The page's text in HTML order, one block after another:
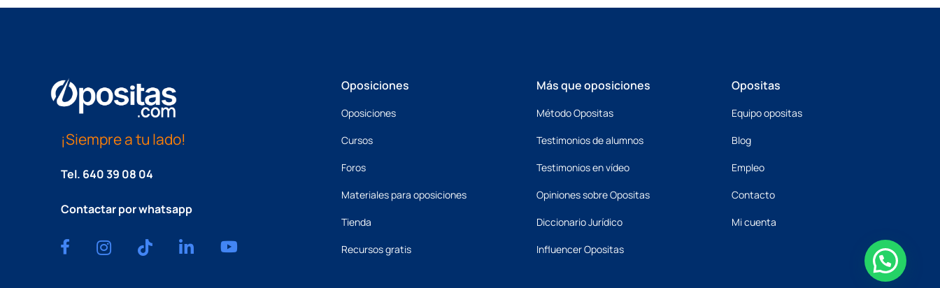
¡Siempre a tu lado!
Tel. 640 39 08 04
Contactar por whatsapp
Oposiciones
Oposiciones
Cursos
Foros
Materiales para oposiciones
Tienda
Recursos gratis
Más que oposiciones
Método Opositas
Testimonios de alumnos
Testimonios en vídeo
Opiniones sobre Opositas
Diccionario Jurídico
Influencer Opositas
Opositas
Equipo opositas
Blog
Empleo
Contacto
Mi cuenta